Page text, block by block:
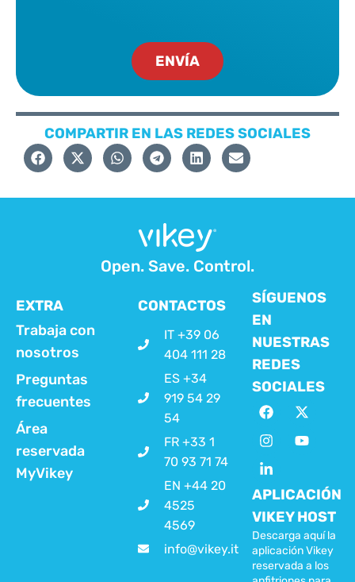
COMPARTIR EN LAS REDES SOCIALES
Open. Save. Control.
EXTRA
Trabaja con
nosotros
Preguntas
frecuentes
Área
reservada
MyVikey
CONTACTOS
IT +39 06
404 111 28
ES +34
919 54 29
54
FR +33 1
70 93 71 74
EN +44 20
4525
4569
info@vikey.it
SÍGUENOS
EN
NUESTRAS
REDES
SOCIALES
APLICACIÓN
VIKEY HOST
Descarga aquí la
aplicación Vikey
reservada a los